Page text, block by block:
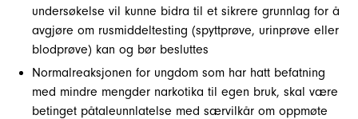
undersøkelse vil kunne bidra til et sikrere grunnlag for å
avgjøre om rusmiddeltesting (spyttprøve, urinprøve eller
blodprøve) kan og bør besluttes
Normalreaksjonen for ungdom som har hatt befatning
med mindre mengder narkotika til egen bruk, skal være
betinget påtaleunnlatelse med særvilkår om oppmøte